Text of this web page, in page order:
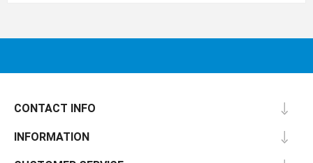
CONTACT INFO
INFORMATION